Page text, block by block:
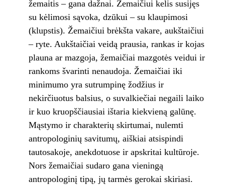
žemaitis – gana dažnai. Žemaičiui kelis susijęs
su kėlimosi sąvoka, dzūkui – su klaupimosi
(klupstis). Žemaičiui brėkšta vakare, aukštaičiui
– ryte. Aukštaičiai veidą prausia, rankas ir kojas
plauna ar mazgoja, žemaičiai mazgotės veidui ir
rankoms švarinti nenaudoja. Žemaičiai iki
minimumo yra sutrumpinę žodžius ir
nekirčiuotus balsius, o suvalkiečiai negaili laiko
ir kuo kruopščiausiai ištaria kiekvieną galūnę.
Mąstymo ir charakterių skirtumai, nulemti
antropologinių savitumų, aiškiai atsispindi
tautosakoje, anekdotuose ir apskritai kultūroje.
Nors žemaičiai sudaro gana vieningą
antropologinį tipą, jų tarmės gerokai skiriasi.